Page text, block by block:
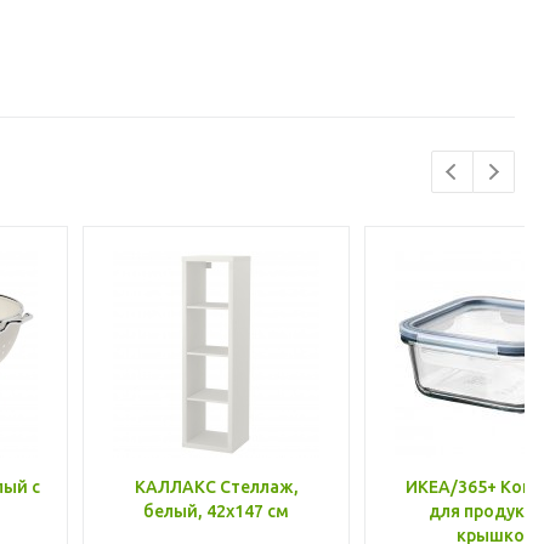
с
КАЛЛАКС Стеллаж,
белый, 42x147 см
ИКЕА/365+
для
крышкой,